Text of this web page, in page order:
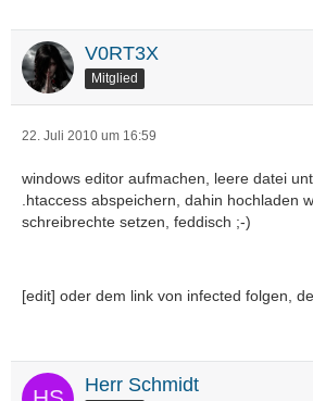
V0RT3X
Mitglied
22. Juli 2010 um 16:59
windows editor aufmachen, leere datei
.htaccess abspeichern, dahin hochladen
schreibrechte setzen, feddisch ;-)
[edit] oder dem link von infected folgen,
Herr Schmidt